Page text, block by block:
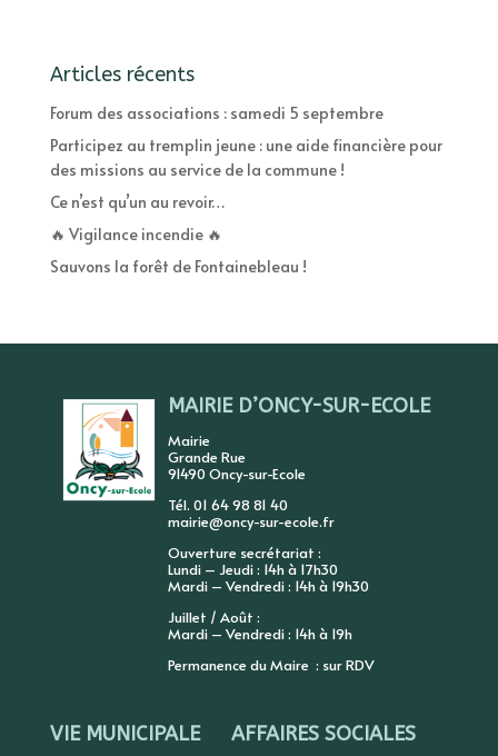
Articles récents
Forum des associations : samedi 5 septembre
Participez au tremplin jeune : une aide financière pour
des missions au service de la commune !
Ce n’est qu’un au revoir…
🔥 Vigilance incendie 🔥
Sauvons la forêt de Fontainebleau !
MAIRIE D’ONCY-SUR-ECOLE
Mairie
Grande Rue
91490 Oncy-sur-Ecole
Tél. 01 64 98 81 40
mairie@oncy-sur-ecole.fr
Ouverture secrétariat :
Lundi – Jeudi : 14h à 17h30
Mardi – Vendredi : 14h à 19h30
Juillet / Août :
Mardi – Vendredi : 14h à 19h
Permanence du Maire : sur RDV
VIE MUNICIPALE AFFAIRES SOCIALES